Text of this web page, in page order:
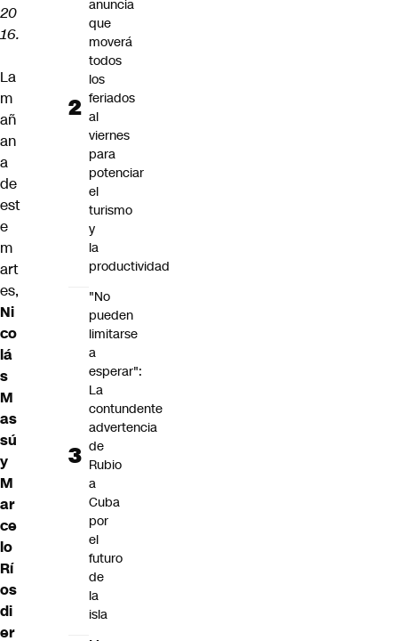
20
16.
La
m
añ
an
a
de
est
e
m
art
es,
Ni
co
lá
s
M
as
sú
y
M
ar
ce
lo
Rí
os
di
er
anuncia
que
moverá
todos
los
feriados
al
viernes
para
potenciar
el
turismo
y
la
productividad
"No
pueden
limitarse
a
esperar":
La
contundente
advertencia
de
Rubio
a
Cuba
por
el
futuro
de
la
isla